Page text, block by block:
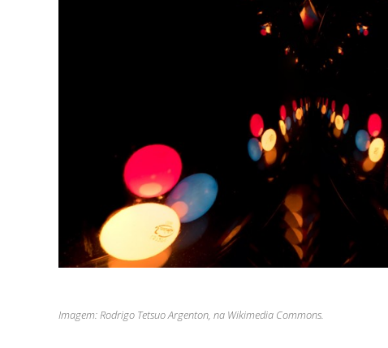
Imagem: Rodrigo Tetsuo Argenton, na Wikimedia Commons.